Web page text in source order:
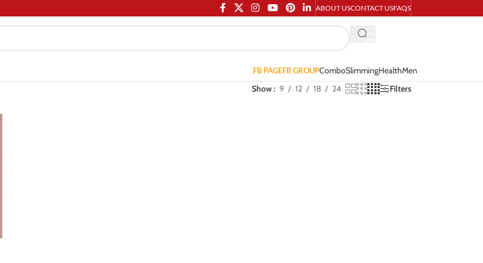
ABOUT USCONTACT USFAQS
FB PAGEFB GROUPComboSlimmingHealthMen
Show 9 12 18 24 Filters